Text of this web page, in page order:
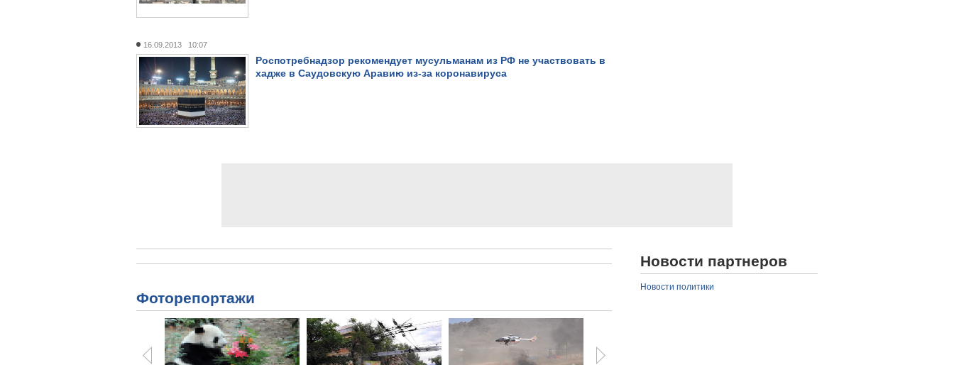
16.09.2013 10:07
Роспотребнадзор рекомендует мусульманам из РФ не участвовать в
хадже в Саудовскую Аравию из-за коронавируса
Фоторепортажи
Новости партнеров
Новости политики